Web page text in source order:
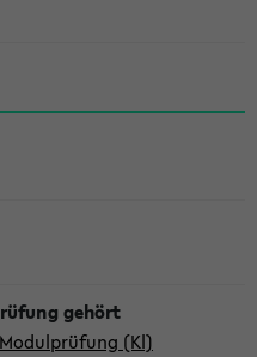
(Kl)